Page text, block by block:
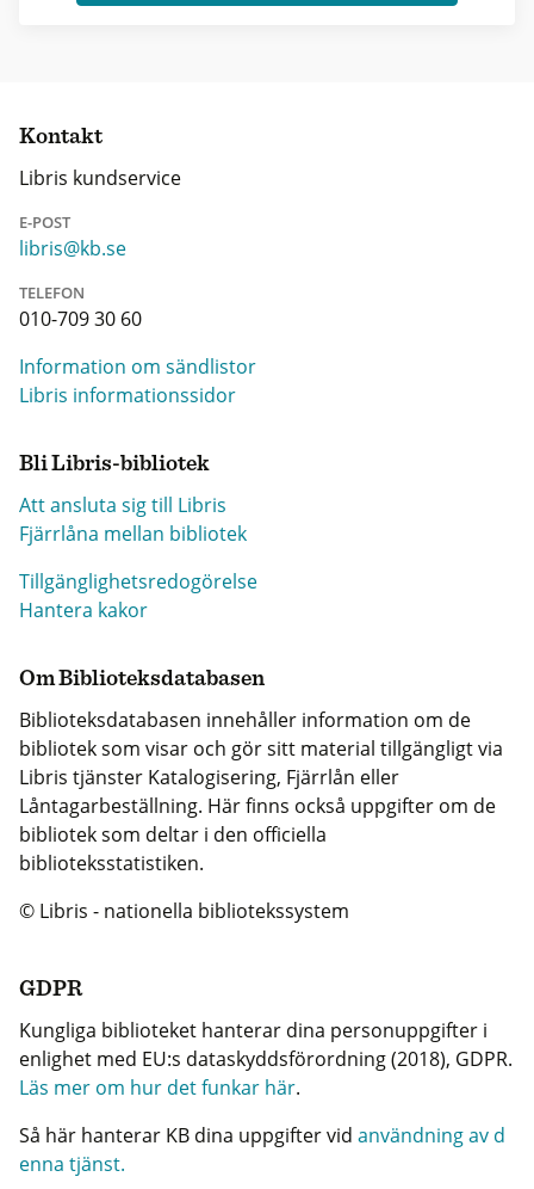
Kontakt
Libris kundservice
E-POST
libris@kb.se
TELEFON
010-709 30 60
Information om sändlistor
Libris informationssidor
Bli Libris-bibliotek
Att ansluta sig till Libris
Fjärrlåna mellan bibliotek
Tillgänglighetsredogörelse
Hantera kakor
Om Biblioteksdatabasen
Biblioteksdatabasen innehåller information om de
bibliotek som visar och gör sitt material tillgängligt via
Libris tjänster Katalogisering, Fjärrlån eller
Låntagarbeställning. Här finns också uppgifter om de
bibliotek som deltar i den officiella
biblioteksstatistiken.
© Libris - nationella bibliotekssystem
GDPR
Kungliga biblioteket hanterar dina personuppgifter i
enlighet med EU:s dataskyddsförordning (2018), GDPR.
Läs mer om hur det funkar här.
Så här hanterar KB dina uppgifter vid användning av d
enna tjänst.